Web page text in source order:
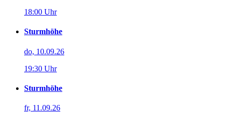
18:00 Uhr
Sturmhöhe
do, 10.09.26
19:30 Uhr
Sturmhöhe
fr, 11.09.26